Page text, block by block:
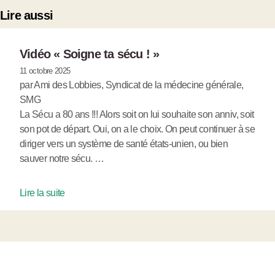
Lire aussi
Vidéo « Soigne ta sécu ! »
11 octobre 2025
par Ami des Lobbies, Syndicat de la médecine générale,
SMG
La Sécu a 80 ans !!! Alors soit on lui souhaite son anniv, soit
son pot de départ. Oui, on a le choix. On peut continuer à se
diriger vers un système de santé états-unien, ou bien
sauver notre sécu. …
Lire la suite